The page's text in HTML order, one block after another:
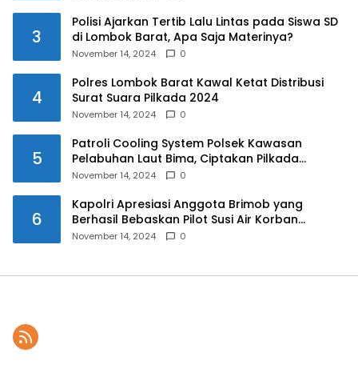
3
Polisi Ajarkan Tertib Lalu Lintas pada Siswa SD
di Lombok Barat, Apa Saja Materinya?
November 14, 2024 0
4
Polres Lombok Barat Kawal Ketat Distribusi
Surat Suara Pilkada 2024
November 14, 2024 0
5
Patroli Cooling System Polsek Kawasan
Pelabuhan Laut Bima, Ciptakan Pilkada
Serentak 2024 yang Aman dan Damai
November 14, 2024 0
6
Kapolri Apresiasi Anggota Brimob yang
Berhasil Bebaskan Pilot Susi Air Korban
Penyanderaan KKB
November 14, 2024 0